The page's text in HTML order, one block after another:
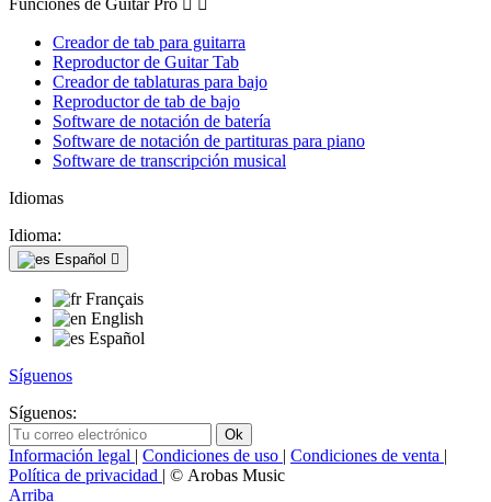
Creador de tab para guitarra
Reproductor de Guitar Tab
Creador de tablaturas para bajo
Reproductor de tab de bajo
Software de notación de batería
Software de notación de partituras para piano
Software de transcripción musical
Idiomas
Idioma:
Español 
Français
English
Español
Síguenos
Síguenos:
Información legal | Condiciones de uso | Condiciones de venta |
Política de privacidad | © Arobas Music
Arriba